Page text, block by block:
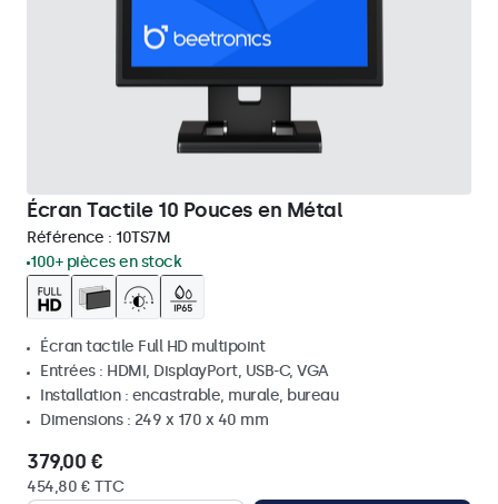
Écran Tactile 10 Pouces en Métal
Référence : 10TS7M
100+ pièces en stock
Écran tactile Full HD multipoint
Entrées : HDMI, DisplayPort, USB-C, VGA
Installation : encastrable, murale, bureau
Dimensions : 249 x 170 x 40 mm
379,00 €
454,80 € TTC